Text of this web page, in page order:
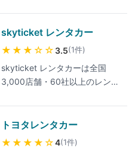
対応のばらつきの指摘もあり、
利用前に該当店舗の口コミ確認
をおすすめします。
レンタカーを利用するとグッと
お得に！安心・お得な駅レンタ
カーはトレン太くんが目印。
skyticket レンタカー
★★★ ☆☆ 3.5(1件)
skyticket レンタカーは全国
3,000店舗・60社以上のレンタ
サイトです。検索結果に税込価
格と免責補償の有無が明示され
ており、料金プランを比較しや
トヨタレンタカー
★★★★ ☆4(1件)